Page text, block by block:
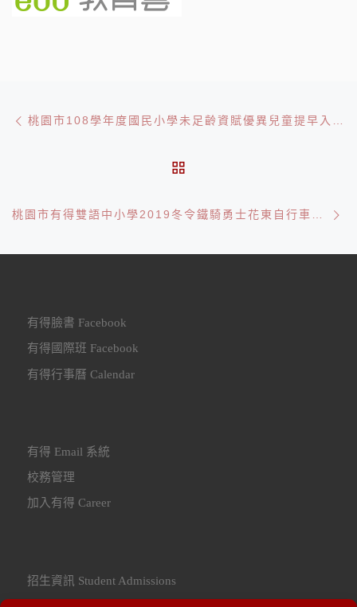
有得臉書 Facebook
有得國際班 Facebook
有得行事曆 Calendar
有得 Email 系統
校務管理
加入有得 Career
招生資訊 Student Admissions